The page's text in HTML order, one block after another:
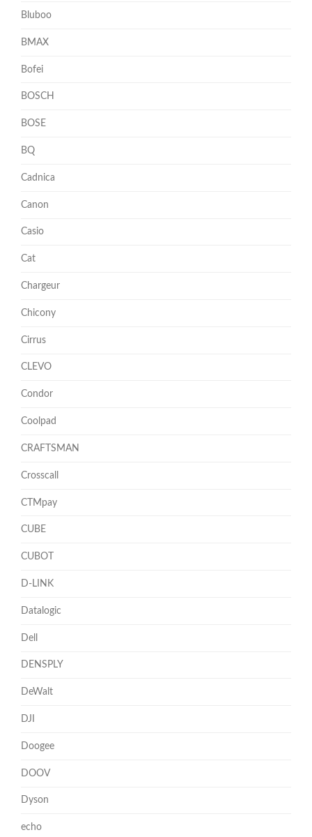
Bluboo
BMAX
Bofei
BOSCH
BOSE
BQ
Cadnica
Canon
Casio
Cat
Chargeur
Chicony
Cirrus
CLEVO
Condor
Coolpad
CRAFTSMAN
Crosscall
CTMpay
CUBE
CUBOT
D-LINK
Datalogic
Dell
DENSPLY
DeWalt
DJI
Doogee
DOOV
Dyson
echo